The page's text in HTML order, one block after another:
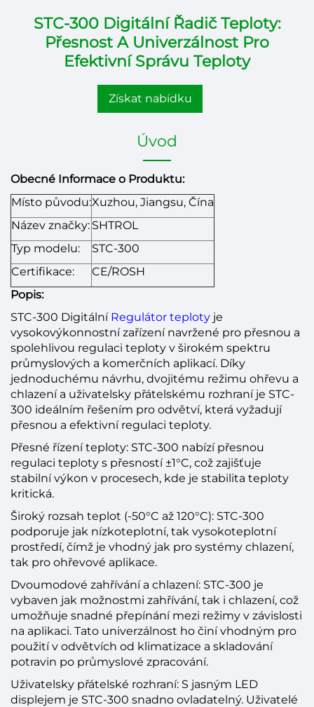
STC-300 Digitální Řadič Teploty:
Přesnost A Univerzálnost Pro
Efektivní Správu Teploty
Získat nabídku
Úvod
Obecné Informace o Produktu:
Místo původu:Xuzhou, Jiangsu, Čína
Název značky: SHTROL
Typ modelu:
STC-300
Certifikace:
CE/ROSH
Popis:
STC-300 Digitální Regulátor teploty je
vysokovýkonnostní zařízení navržené pro přesnou a
spolehlivou regulaci teploty v širokém spektru
průmyslových a komerčních aplikací. Díky
jednoduchému návrhu, dvojitému režimu ohřevu a
chlazení a uživatelsky přátelskému rozhraní je STC-
300 ideálním řešením pro odvětví, která vyžadují
přesnou a efektivní regulaci teploty.
Přesné řízení teploty: STC-300 nabízí přesnou
regulaci teploty s přesností ±1°C, což zajišťuje
stabilní výkon v procesech, kde je stabilita teploty
kritická.
Široký rozsah teplot (-50°C až 120°C): STC-300
podporuje jak nízkoteplotní, tak vysokoteplotní
prostředí, čímž je vhodný jak pro systémy chlazení,
tak pro ohřevové aplikace.
Dvoumodové zahřívání a chlazení: STC-300 je
vybaven jak možnostmi zahřívání, tak i chlazení, což
umožňuje snadné přepínání mezi režimy v závislosti
na aplikaci. Tato univerzálnost ho činí vhodným pro
použití v odvětvích od klimatizace a skladování
potravin po průmyslové zpracování.
Uživatelsky přátelské rozhraní: S jasným LED
displejem je STC-300 snadno ovladatelný. Uživatelé